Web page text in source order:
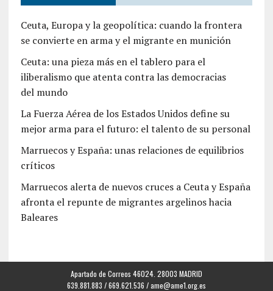
Ceuta, Europa y la geopolítica: cuando la frontera
se convierte en arma y el migrante en munición
Ceuta: una pieza más en el tablero para el
iliberalismo que atenta contra las democracias
del mundo
La Fuerza Aérea de los Estados Unidos define su
mejor arma para el futuro: el talento de su personal
Marruecos y España: unas relaciones de equilibrios
críticos
Marruecos alerta de nuevos cruces a Ceuta y España
afronta el repunte de migrantes argelinos hacia
Baleares
Apartado de Correos 46024. 28003 MADRID
639.881.883 / 669.621.536 /ame@ame1.org.es